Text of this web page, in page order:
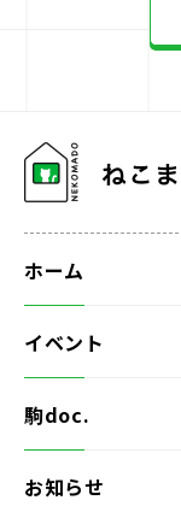
ホーム
イベント
駒doc.
お知らせ